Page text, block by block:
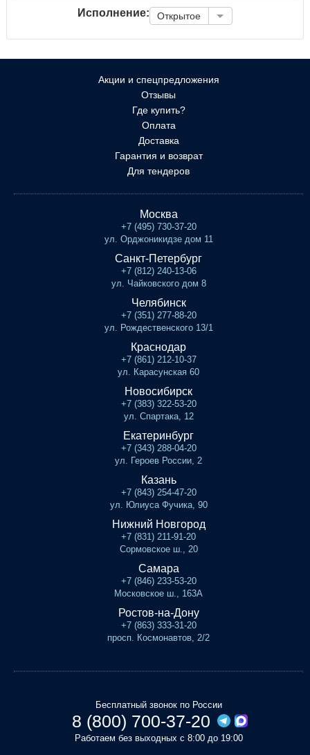
Исполнение: Открытое
Акции и спецпредложения
Отзывы
Где купить?
Оплата
Доставка
Гарантия и возврат
Для тендеров
Москва
+7 (495) 730-37-20
ул. Орджоникидзе дом 11
Санкт-Петербург
+7 (812) 240-13-06
ул. Чайковского дом 8
Челябинск
+7 (351) 277-88-20
ул. Рождественского 13/1
Краснодар
+7 (861) 212-10-37
ул. Карасунская 60
Новосибирск
+7 (383) 322-53-20
ул. Спартака, 12
Екатеринбург
+7 (343) 288-04-20
ул. Героев России, 2
Казань
+7 (843) 254-47-20
ул. Юлиуса Фучика, 90
Нижний Новгород
+7 (831) 211-91-20
Сормовское ш., 20
Самара
+7 (846) 233-53-20
Московское ш., 163А
Ростов-на-Дону
+7 (863) 333-31-20
просп. Космонавтов, 2/2
Бесплатный звонок по России
8 (800) 700-37-20
Работаем без выходных с 8:00 до 19:00